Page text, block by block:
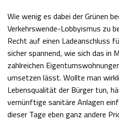
Wie wenig es dabei der Grünen
Verkehrswende-Lobbyismus zu
Recht auf einen Ladeanschluss
sicher spannend, wie sich das in
zahlreichen
umsetzen lässt. Wollte man
Lebensqualität der Bürger tun,
vernünftige sanitäre Anlagen
dieser Tage eben ganz andere